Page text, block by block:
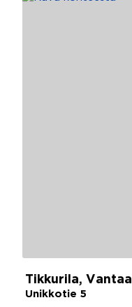
Tikkurila, Vantaa
Unikkotie 5